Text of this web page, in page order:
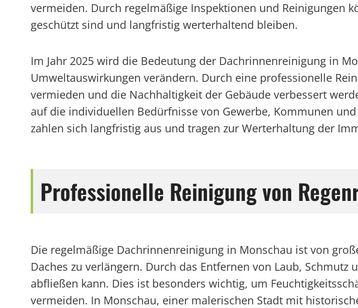
vermeiden. Durch regelmäßige Inspektionen und Reinigungen
geschützt sind und langfristig werterhaltend bleiben.
Im Jahr 2025 wird die Bedeutung der Dachrinnenreinigung in
Umweltauswirkungen verändern. Durch eine professionelle
vermieden und die Nachhaltigkeit der Gebäude verbessert
auf die individuellen Bedürfnisse von Gewerbe, Kommunen
zahlen sich langfristig aus und tragen zur Werterhaltung der
Professionelle Reinigung von
Die regelmäßige Dachrinnenreinigung in Monschau ist von
Daches zu verlängern. Durch das Entfernen von Laub,
abfließen kann. Dies ist besonders wichtig, um
vermeiden. In Monschau, einer malerischen Stadt mit